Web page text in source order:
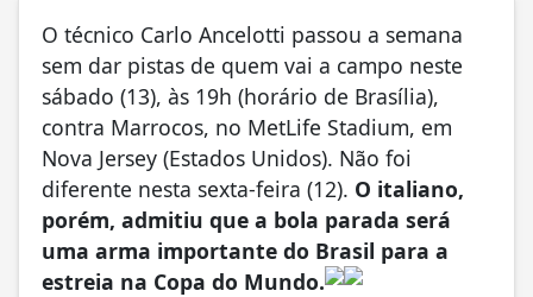
O técnico Carlo Ancelotti passou a semana
sem dar pistas de quem vai a campo neste
sábado (13), às 19h (horário de Brasília),
contra Marrocos, no MetLife Stadium, em
Nova Jersey (Estados Unidos). Não foi
diferente nesta sexta-feira (12). O italiano,
porém, admitiu que a bola parada será
uma arma importante do Brasil para a
estreia na Copa do Mundo.